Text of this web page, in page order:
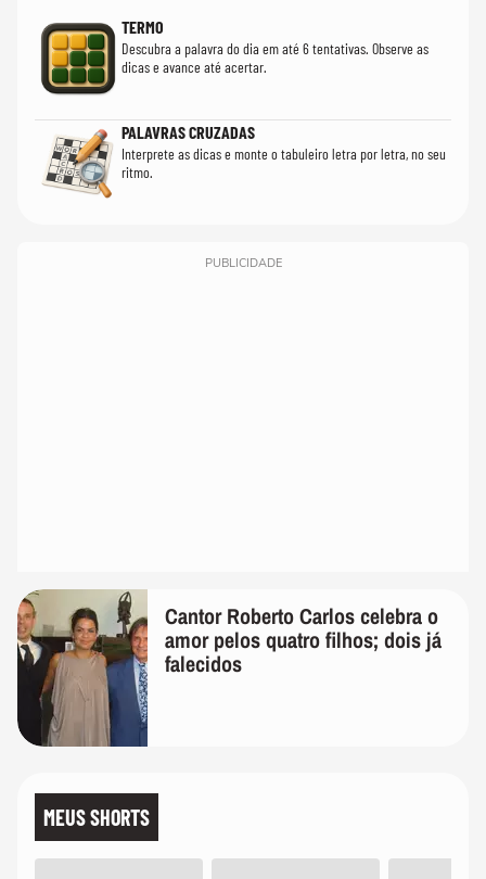
TERMO
Descubra a palavra do dia em até 6 tentativas. Observe as
dicas e avance até acertar.
PALAVRAS CRUZADAS
Interprete as dicas e monte o tabuleiro letra por letra, no seu
ritmo.
PUBLICIDADE
Cantor Roberto Carlos celebra o
amor pelos quatro filhos; dois já
falecidos
MEUS SHORTS